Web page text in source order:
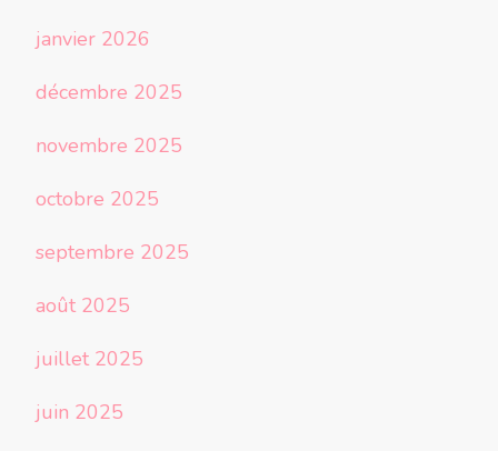
janvier 2026
décembre 2025
novembre 2025
octobre 2025
septembre 2025
août 2025
juillet 2025
juin 2025